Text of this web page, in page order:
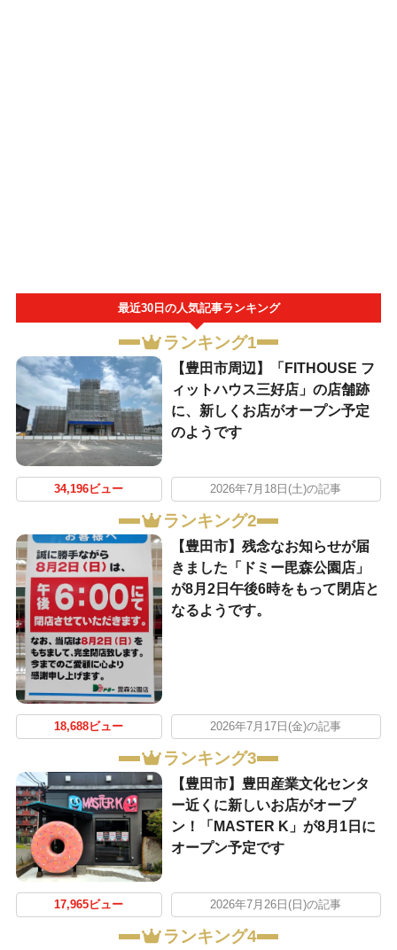
最近30日の人気記事ランキング
ランキング1
【豊田市周辺】「FITHOUSE フ
ィットハウス三好店」の店舗跡
に、新しくお店がオープン予定
のようです
34,196ビュー 2026年7月18日(土)の記事
ランキング2
【豊田市】残念なお知らせが届
きました「ドミー毘森公園店」
が8月2日午後6時をもって閉店と
なるようです。
18,688ビュー 2026年7月17日(金)の記事
ランキング3
【豊田市】豊田産業文化センタ
ー近くに新しいお店がオープ
ン！「MASTER K」が8月1日に
オープン予定です
17,965ビュー 2026年7月26日(日)の記事
ランキング4